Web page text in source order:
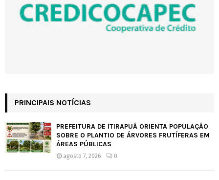
PRINCIPAIS NOTÍCIAS
PREFEITURA DE ITIRAPUÃ ORIENTA POPULAÇÃO
SOBRE O PLANTIO DE ÁRVORES FRUTÍFERAS EM
ÁREAS PÚBLICAS
agosto 7, 2026 0